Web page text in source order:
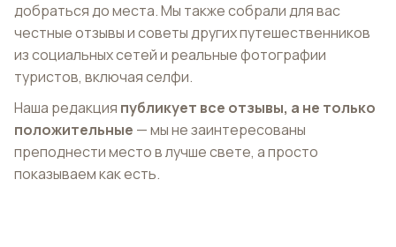
добраться до места. Мы также собрали для вас
честные отзывы и советы других путешественников
из социальных сетей и реальные фотографии
туристов, включая селфи.
Наша редакция публикует все отзывы, а не только
положительные — мы не заинтересованы
преподнести место в лучше свете, а просто
показываем как есть.